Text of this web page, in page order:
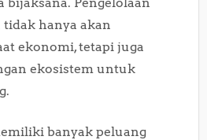
hanya akan
ekonomi, tetapi juga
ekosistem untuk
banyak peluang